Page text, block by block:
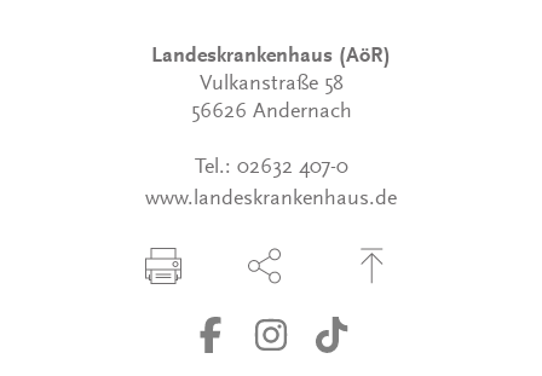
Landeskrankenhaus (AöR)
Vulkanstraße 58
56626 Andernach
Tel.: 02632 407-0
www.landeskrankenhaus.de